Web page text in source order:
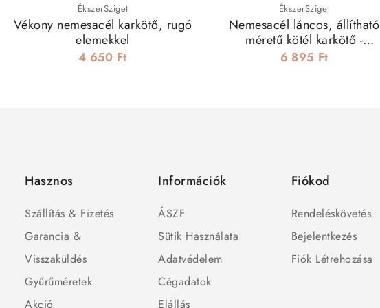
ÉkszerSziget
Vékony nemesacél karkötő, rugó
elemekkel
4 650 Ft
ÉkszerSziget
Nemesacél láncos, állítható
méretű kötél karkötő -
fekete,szürke
6 895 Ft
Hasznos
Szállítás & Fizetés
Garancia &
Visszaküldés
Gyűrűméretek
Akció
Információk
ÁSZF
Sütik Használata
Adatvédelem
Cégadatok
Elállás
Fiókod
Rendeléskövetés
Bejelentkezés
Fiók Létrehozása